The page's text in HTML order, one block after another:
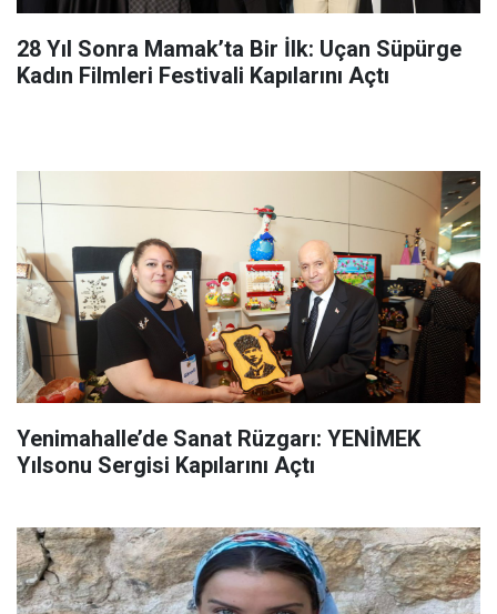
28 Yıl Sonra Mamak’ta Bir İlk: Uçan Süpürge
Kadın Filmleri Festivali Kapılarını Açtı
Yenimahalle’de Sanat Rüzgarı: YENİMEK
Yılsonu Sergisi Kapılarını Açtı